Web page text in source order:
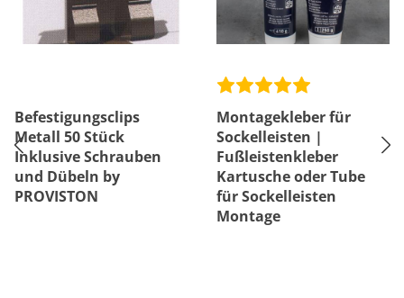
Befestigungsclips
Metall 50 Stück
Inklusive Schrauben
und Dübeln by
PROVISTON
Montagekleber für
Sockelleisten |
Fußleistenkleber
Kartusche oder Tube
für Sockelleisten
Montage